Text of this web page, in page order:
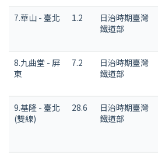
7.華山 - 臺北 1.2
日治時期臺灣
鐵道部
8.九曲堂 - 屏
東
7.2
日治時期臺灣
鐵道部
9.基隆 - 臺北
(雙線)
28.6
日治時期臺灣
鐵道部